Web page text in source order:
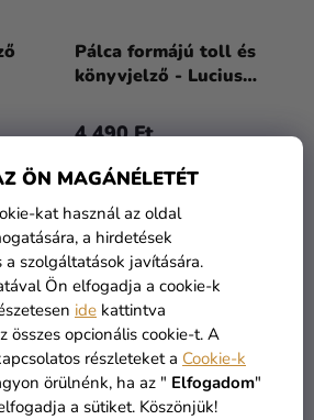
ÖN MAGÁNÉLETÉT
kat használ az oldal
a hirdetések
a szolgáltatások javítására.
Ön elfogadja a cookie-k
ide kattintva
összes opcionális cookie-t. A
részleteket a Cookie-k
örülnénk, ha az " Elfogadom"
a sütiket. Köszönjük!
Pálca formájú toll és
könyvjelző - Lucius
4 490 Ft
KOSÁRBA